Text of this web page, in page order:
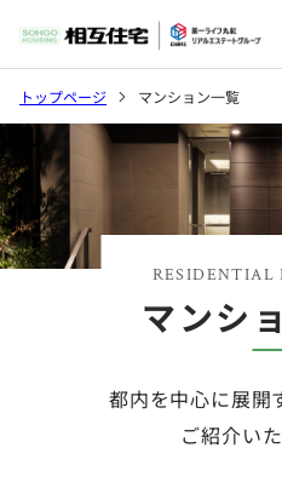
トップページ マンション一覧
RESIDENTIAL
マンシ
都内を中心に展開
ご紹介いた